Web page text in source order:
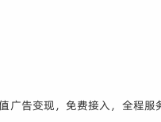
告变现，免费接入，全程